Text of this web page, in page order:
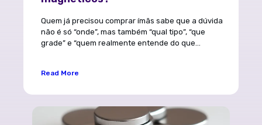
Quem já precisou comprar ímãs sabe que a dúvida
não é só “onde”, mas também “qual tipo”, “que
grade” e “quem realmente entende do que...
Read More